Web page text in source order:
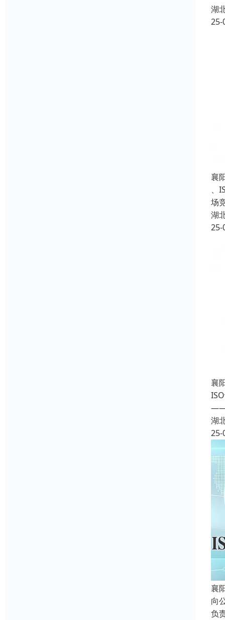
湖
25-
襄
、
场
湖
25-
襄
湖
25-
襄
向
负